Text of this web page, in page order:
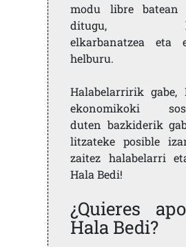
modu libre batean
ditugu,
elkarbanatzea eta
helburu.
Halabelarririk gabe,
ekonomikoki
duten bazkiderik
litzateke posible
zaitez halabelarri
Hala Bedi!
¿Quieres
Hala Bedi?